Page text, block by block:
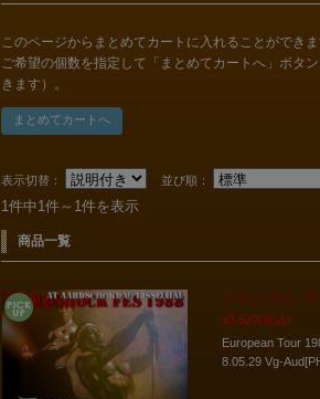
このページからまとめてカートに入れることができま
ご希望の個数を指定して「まとめてカートへ」ボタ
きます）。
表示切替： 並び順：
1件中1件～1件を表示
商品一覧
フロットサム・
¥3,520(税込)
European Tour
8.05.29 Vg-